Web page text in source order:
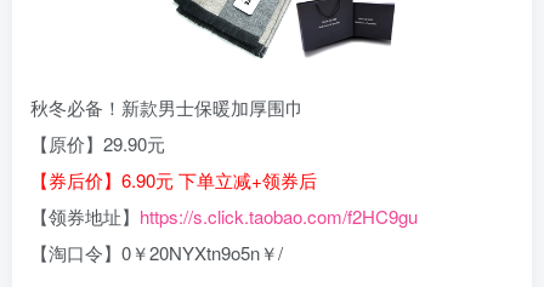
秋冬必备！新款男士保暖加厚围巾
【原价】29.90元
【券后价】6.90元 下单立减+领券后
【领券地址】 https://s.click.taobao.com/f2HC9gu
【淘口令】0￥20NYXtn9o5n￥/